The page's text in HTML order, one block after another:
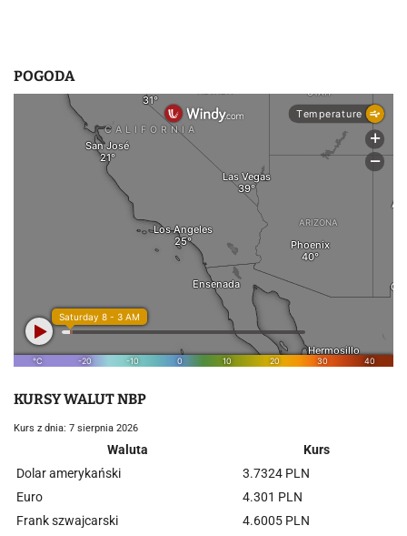
POGODA
KURSY WALUT NBP
Kurs z dnia: 7 sierpnia 2026
Waluta
Kurs
Dolar amerykański
3.7324 PLN
Euro
4.301 PLN
Frank szwajcarski
4.6005 PLN